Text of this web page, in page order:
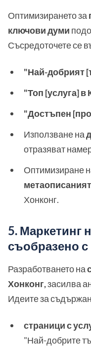
Оптимизирането за
ключови думи
Съсредоточете се
"Най-добрият
"Топ [услуга] в
"Достъпен
Използване на
отразяват
Оптимизиране
Хонконг.
5. Маркетинг
съобразено
Разработването на
Хонконг,засилва
Идеите за
страници с
"Най-добрите